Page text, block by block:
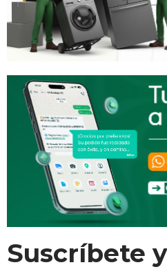
Suscríbete